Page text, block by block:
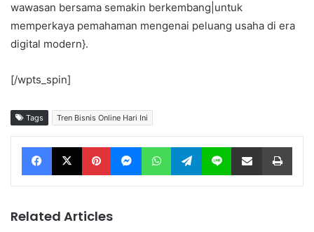
wawasan bersama semakin berkembang|untuk
memperkaya pemahaman mengenai peluang usaha di era
digital modern}.
[/wpts_spin]
Tags Tren Bisnis Online Hari Ini
Facebook X Pinterest Messenger WhatsApp Telegram Line Share via Email
Related Articles